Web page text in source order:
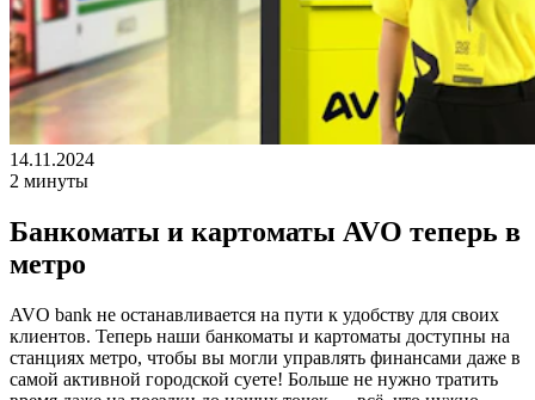
14.11.2024
2 минуты
Банкоматы и картоматы AVO теперь в
метро
AVO bank не останавливается на пути к удобству для своих
клиентов. Теперь наши банкоматы и картоматы доступны на
станциях метро, чтобы вы могли управлять финансами даже в
самой активной городской суете! Больше не нужно тратить